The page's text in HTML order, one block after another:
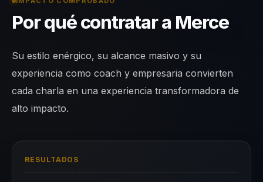
Por qué contratar a Merce
Su estilo enérgico, su alcance masivo y su
experiencia como coach y empresaria convierten
cada charla en una experiencia transformadora de
alto impacto.
RESULTADOS